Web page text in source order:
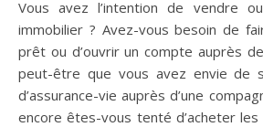
Vous avez l’intention de vendre ou d’acheter un bien
immobilier ? Avez-vous besoin de
prêt ou d’ouvrir un compte auprès
peut-être que vous avez envie de
d’assurance-vie auprès d’une
encore êtes-vous tenté d’acheter les